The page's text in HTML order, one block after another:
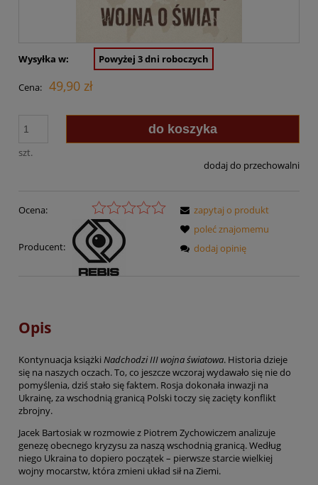
Wysyłka w: Powyżej 3 dni roboczych
Cena: 49,90 zł
szt.
do koszyka
dodaj do przechowalni
Ocena:
Producent:
zapytaj o produkt
poleć znajomemu
dodaj opinię
Opis
Kontynuacja książki Nadchodzi III wojna światowa. Historia dzieje
się na naszych oczach. To, co jeszcze wczoraj wydawało się nie do
pomyślenia, dziś stało się faktem. Rosja dokonała inwazji na
Ukrainę, za wschodnią granicą Polski toczy się zacięty konflikt
zbrojny.
Jacek Bartosiak w rozmowie z Piotrem Zychowiczem analizuje
genezę obecnego kryzysu za naszą wschodnią granicą. Według
niego Ukraina to dopiero początek – pierwsze starcie wielkiej
wojny mocarstw, która zmieni układ sił na Ziemi.